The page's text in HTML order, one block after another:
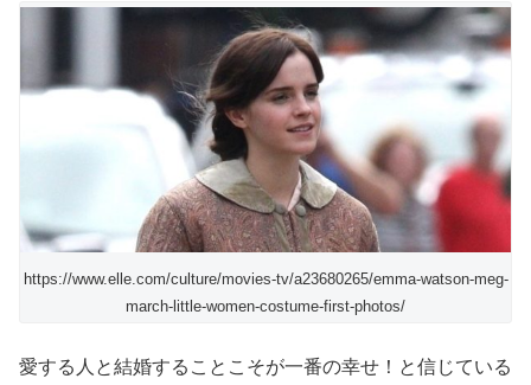
https://www.elle.com/culture/movies-tv/a23680265/emma-watson-meg-
march-little-women-costume-first-photos/
愛する人と結婚することこそが一番の幸せ！と信じている